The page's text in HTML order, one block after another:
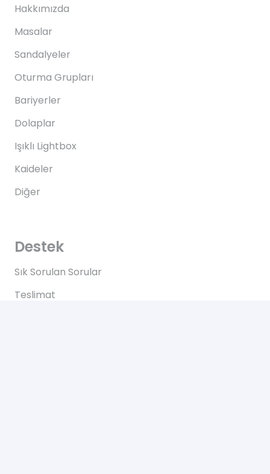
Hakkımızda
Masalar
Sandalyeler
Oturma Grupları
Bariyerler
Dolaplar
Işıklı Lightbox
Kaideler
Diğer
Destek
Sık Sorulan Sorular
Teslimat